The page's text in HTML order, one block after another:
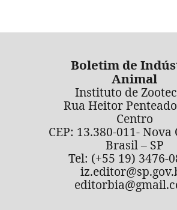
Boletim de
Animal
Instituto de
Rua Heitor
Centro
CEP: 13.380-011- Nova
Brasil – SP
Tel: (+55 19) 3476-